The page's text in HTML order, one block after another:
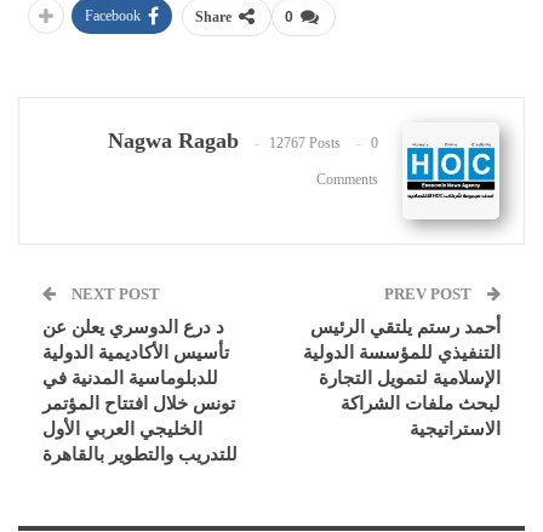
0
Share
Facebook
Nagwa Ragab 12767 Posts 0
Comments
أحمد رستم يلتقي الرئيس
التنفيذي للمؤسسة الدولية
الإسلامية لتمويل التجارة
لبحث ملفات الشراكة
الاستراتيجية
NEXT POST
د درع الدوسري يعلن عن
تأسيس الأكاديمية الدولية
للدبلوماسية المدنية في
تونس خلال افتتاح المؤتمر
الخليجي العربي الأول
للتدريب والتطوير بالقاهرة